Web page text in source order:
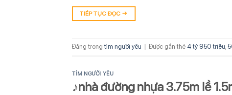
TIẾP TỤC ĐỌC →
Đăng trong tìm người yêu Được gắn thẻ 4 tỷ 950 triệu
TÌM NGƯỜI YÊU
♪nhà đường nhựa 3.75m lề